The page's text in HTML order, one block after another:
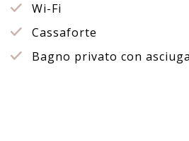
Wi-Fi
Cassaforte
Bagno privato con